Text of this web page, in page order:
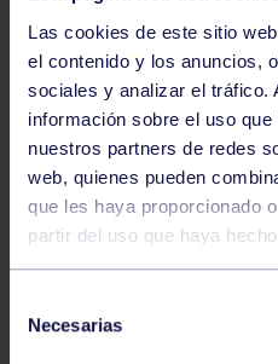
Las cookies de este sitio
el contenido y los anuncios,
sociales y analizar el tráfico.
información sobre el uso
nuestros partners de redes
web, quienes pueden
que les haya proporcionado
partir del uso que haya
Necesarias
Baloncesto
ÚLTIMOS